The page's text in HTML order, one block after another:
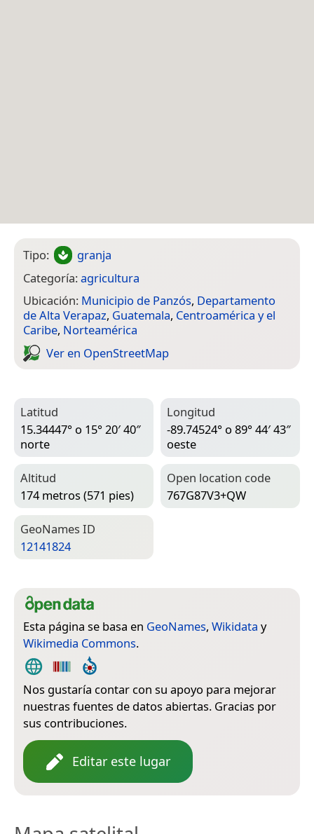
Tipo:
granja
Categoría:agricultura
Ubicación: Municipio de Panzós, Departamento
de Alta Verapaz, Guatemala, Centroamérica y el
Caribe, Norteamérica
Ver en Open­Street­Map
Latitud
15.34447° o 15° 20′ 40″
norte
Longitud
-89.74524° o 89° 44′ 43″
oeste
Altitud
174 metros (571 pies)
Open location code
767G87V3+QW
Geo­Names ID
12141824
Esta página se basa en GeoNames, Wikidata y
Wikimedia Commons.
Nos gustaría contar con su apoyo para mejorar
nuestras fuentes de datos abiertas. Gracias por
sus contribuciones.
Editar este lugar